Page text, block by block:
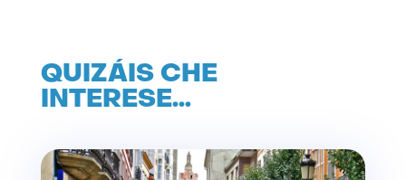
QUIZÁIS CHE
INTERESE…